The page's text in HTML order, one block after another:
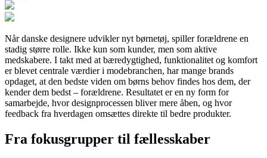
Når danske designere udvikler nyt børnetøj, spiller forældrene en
stadig større rolle. Ikke kun som kunder, men som aktive
medskabere. I takt med at bæredygtighed, funktionalitet og komfort
er blevet centrale værdier i modebranchen, har mange brands
opdaget, at den bedste viden om børns behov findes hos dem, der
kender dem bedst – forældrene. Resultatet er en ny form for
samarbejde, hvor designprocessen bliver mere åben, og hvor
feedback fra hverdagen omsættes direkte til bedre produkter.
Fra fokusgrupper til fællesskaber